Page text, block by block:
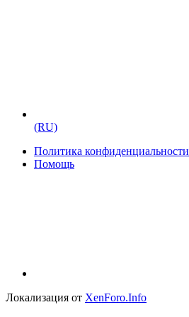
(RU)
Политика конфиденциальности
Помощь
Локализация от XenForo.Info